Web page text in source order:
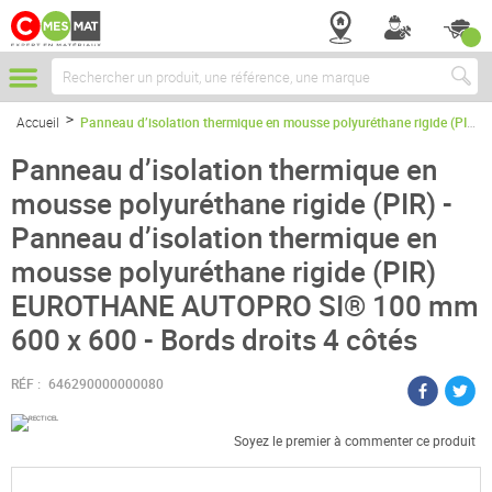
Chercher
Accueil Panneau d’isolation thermique en mousse polyuréthane rigide (PIR) - Panneau d’isolation thermique en mousse polyuréthane rigide (PIR) EUROTHANE AUTOPRO SI® 100 mm 600 x 600 - Bords droits 4 côtés
Panneau d’isolation thermique en
mousse polyuréthane rigide (PIR) -
Panneau d’isolation thermique en
mousse polyuréthane rigide (PIR)
EUROTHANE AUTOPRO SI® 100 mm
600 x 600 - Bords droits 4 côtés
RÉF : 646290000000080
Soyez le premier à commenter ce produit
Passer